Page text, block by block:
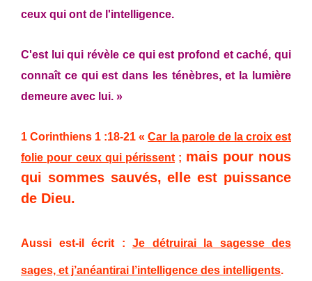
ceux qui ont de l'intelligence.
C'est lui qui révèle ce qui est profond et caché, qui
connaît ce qui est dans les ténèbres, et la lumière
demeure avec lui. »
1 Corinthiens 1 :18-21«Car la parole de la croix est
folie pour ceux qui périssent ; mais pour nous
qui sommes sauvés, elle est puissance
de Dieu.
Aussi est-il écrit : Je détruirai la sagesse des
sages, et j’anéantirai l’intelligence des intelligents.